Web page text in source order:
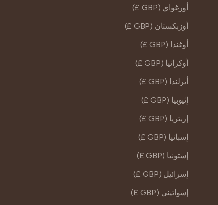
أورغواي (GBP £)
أوزبكستان (GBP £)
أوغندا (GBP £)
أوكرانيا (GBP £)
أيرلندا (GBP £)
إثيوبيا (GBP £)
إريتريا (GBP £)
إسبانيا (GBP £)
إستونيا (GBP £)
إسرائيل (GBP £)
إسواتيني (GBP £)